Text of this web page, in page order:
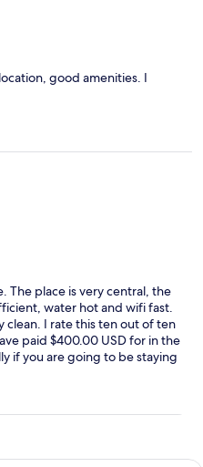
good amenities. I
The place is very central, the
water hot and wifi fast.
clean. I rate this ten out of ten
paid $400.00 USD for in the
if you are going to be staying